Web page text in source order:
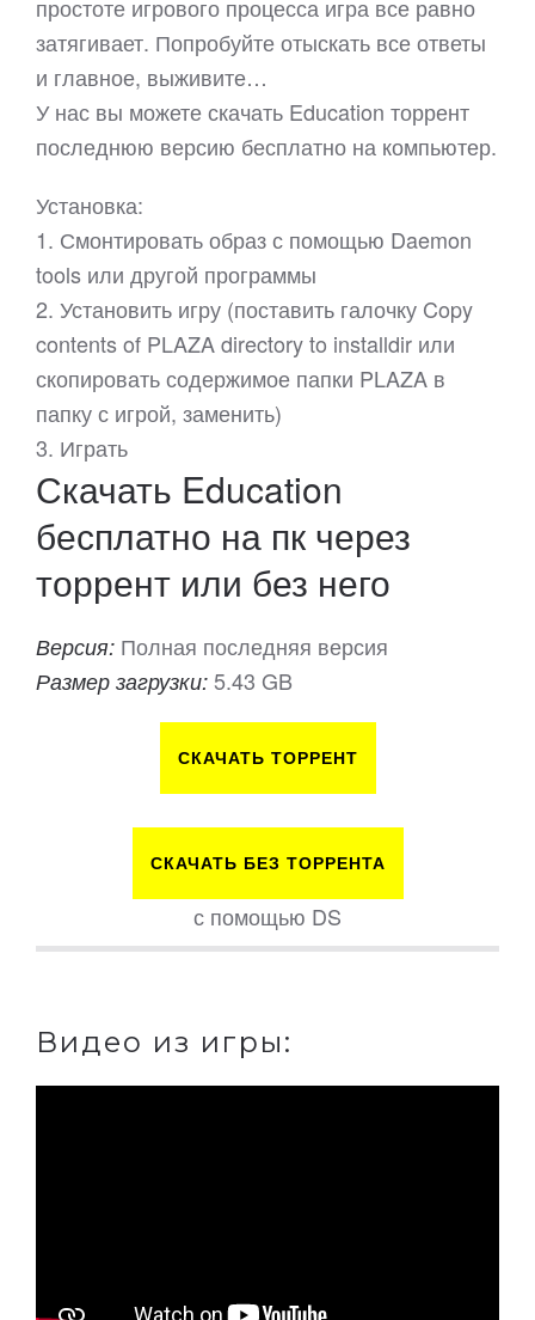
простоте игрового процесса игра все равно
затягивает. Попробуйте отыскать все ответы
и главное, выживите…
У нас вы можете скачать Education торрент
последнюю версию бесплатно на компьютер.
Установка:
1. Смонтировать образ с помощью Daemon
tools или другой программы
2. Установить игру (поставить галочку Copy
contents of PLAZA directory to installdir или
скопировать содержимое папки PLAZA в
папку с игрой, заменить)
3. Играть
Скачать Education
бесплатно на пк через
торрент или без него
Версия: Полная последняя версия
Размер загрузки: 5.43 GB
СКАЧАТЬ ТОРРЕНТ
СКАЧАТЬ БЕЗ ТОРРЕНТА
с помощью DS
Видео из игры: